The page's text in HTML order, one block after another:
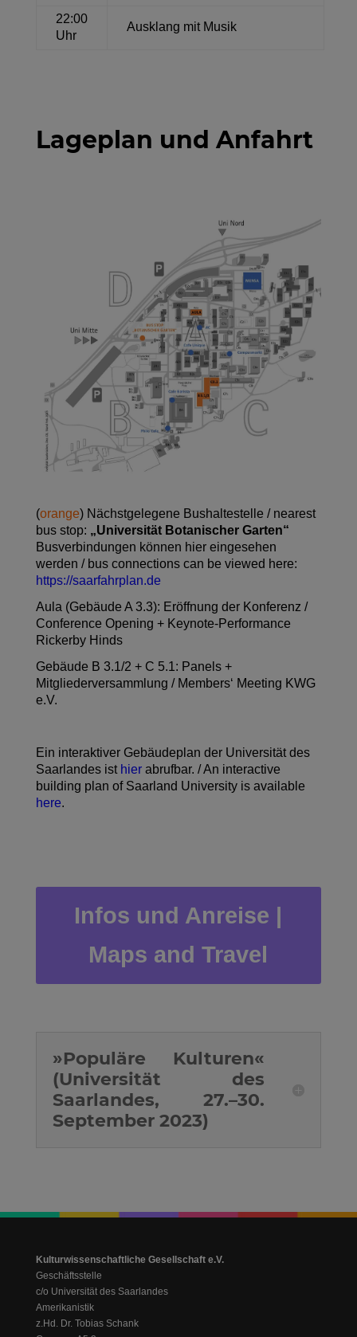
22:00
Uhr
Ausklang mit Musik
Lageplan und Anfahrt
(orange) Nächstgelegene Bushaltestelle / nearest
bus stop: „Universität Botanischer Garten“
Busverbindungen können hier eingesehen
werden / bus connections can be viewed here:
https://saarfahrplan.de
Aula (Gebäude A 3.3): Eröffnung der Konferenz /
Conference Opening + Keynote-Performance
Rickerby Hinds
Gebäude B 3.1/2 + C 5.1: Panels +
Mitgliederversammlung / Members‘ Meeting KWG
e.V.
Ein interaktiver Gebäudeplan der Universität des
Saarlandes ist hierabrufbar. / An interactive
building plan of Saarland University is available
here.
Infos und Anreise |
Maps and Travel
»Populäre Kulturen«
(Universität des
Saarlandes, 27.–30.
September 2023)
Kulturwissenschaftliche Gesellschaft e.V.
Geschäftsstelle
c/o Universität des Saarlandes
Amerikanistik
z.Hd. Dr. Tobias Schank